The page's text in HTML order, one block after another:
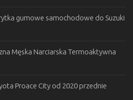
gumowe samochodowe do Suzuki
Męska Narciarska Termoaktywna
Proace City od 2020 przednie